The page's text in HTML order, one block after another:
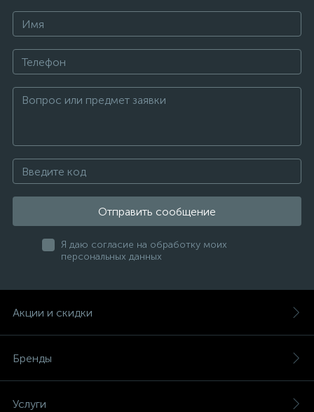
Отправить сообщение
Я даю согласие на обработку моих
персональных данных
Акции и скидки
Бренды
Услуги